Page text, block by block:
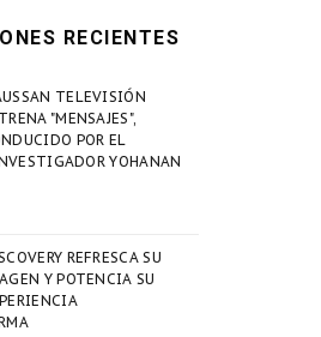
RECIENTES
TELEVISIÓN
"MENSAJES",
POR EL
YOHANAN
REFRESCA SU
Y POTENCIA SU